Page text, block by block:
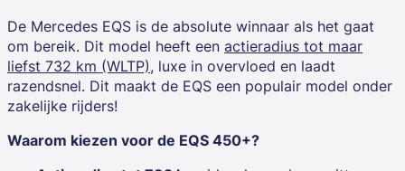
De Mercedes EQS is de absolute winnaar als het gaat
om bereik. Dit model heeft een actieradius tot maar
liefst 732 km (WLTP), luxe in overvloed en laadt
razendsnel. Dit maakt de EQS een populair model onder
zakelijke rijders!
Waarom kiezen voor de EQS 450+?